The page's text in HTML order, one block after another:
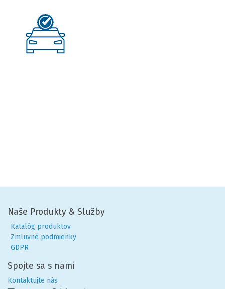
Naše Produkty & Služby
Katalóg produktov
Zmluvné podmienky
GDPR
Spojte sa s nami
Kontaktujte nás